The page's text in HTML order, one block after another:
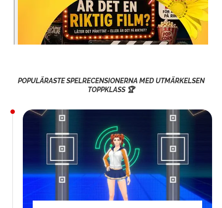
POPULÄRASTE SPELRECENSIONERNA MED UTMÄRKELSEN
TOPPKLASS 🏆